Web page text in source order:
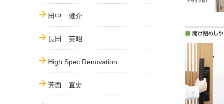
田中 健介
長田 英昭
High Spec Renovation
芳西 直史